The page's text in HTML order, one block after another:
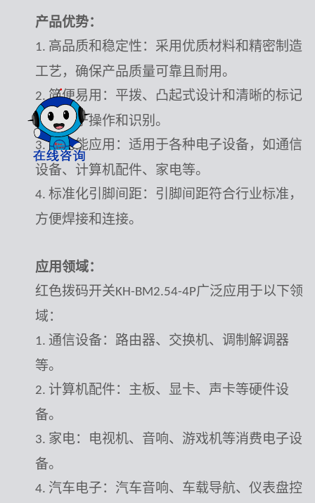
产品优势：
1. 高品质和稳定性：采用优质材料和精密制造
工艺，确保产品质量可靠且耐用。
2.简便易用：平拨、凸起式设计和清晰的标记
使其易于操作和识别。
3.多功能应用：适用于各种电子设备，如通信
设备、计算机配件、家电等。
4. 标准化引脚间距：引脚间距符合行业标准，
方便焊接和连接。
应用领域：
红色拨码开关KH-BM2.54-4P广泛应用于以下领
域：
1. 通信设备：路由器、交换机、调制解调器
等。
2. 计算机配件：主板、显卡、声卡等硬件设
备。
3. 家电：电视机、音响、游戏机等消费电子设
备。
4. 汽车电子：汽车音响、车载导航、仪表盘控